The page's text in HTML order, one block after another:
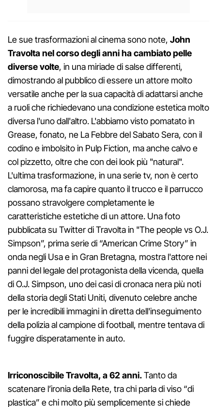
Le sue trasformazioni al cinema sono note, John
Travolta nel corso degli anni ha cambiato pelle
diverse volte, in una miriade di salse differenti,
dimostrando al pubblico di essere un attore molto
versatile anche per la sua capacità di adattarsi anche
a ruoli che richiedevano una condizione estetica molto
diversa l'uno dall'altro. L'abbiamo visto pomatato in
Grease, fonato, ne La Febbre del Sabato Sera, con il
codino e imbolsito in Pulp Fiction, ma anche calvo e
col pizzetto, oltre che con dei look più "natural".
L'ultima trasformazione, in una serie tv, non è certo
clamorosa, ma fa capire quanto il trucco e il parrucco
possano stravolgere completamente le
caratteristiche estetiche di un attore. Una foto
pubblicata su Twitter di Travolta in "The people vs O.J.
Simpson”, prima serie di “American Crime Story” in
onda negli Usa e in Gran Bretagna, mostra l'attore nei
panni del legale del protagonista della vicenda, quella
di O.J. Simpson, uno dei casi di cronaca nera più noti
della storia degli Stati Uniti, divenuto celebre anche
per le incredibili immagini in diretta dell'inseguimento
della polizia al campione di football, mentre tentava di
fuggire disperatamente in auto.
Irriconoscibile Travolta, a 62 anni.Tanto da
scatenare l’ironia della Rete, tra chi parla di viso “di
plastica” e chi molto più semplicemente si chiede